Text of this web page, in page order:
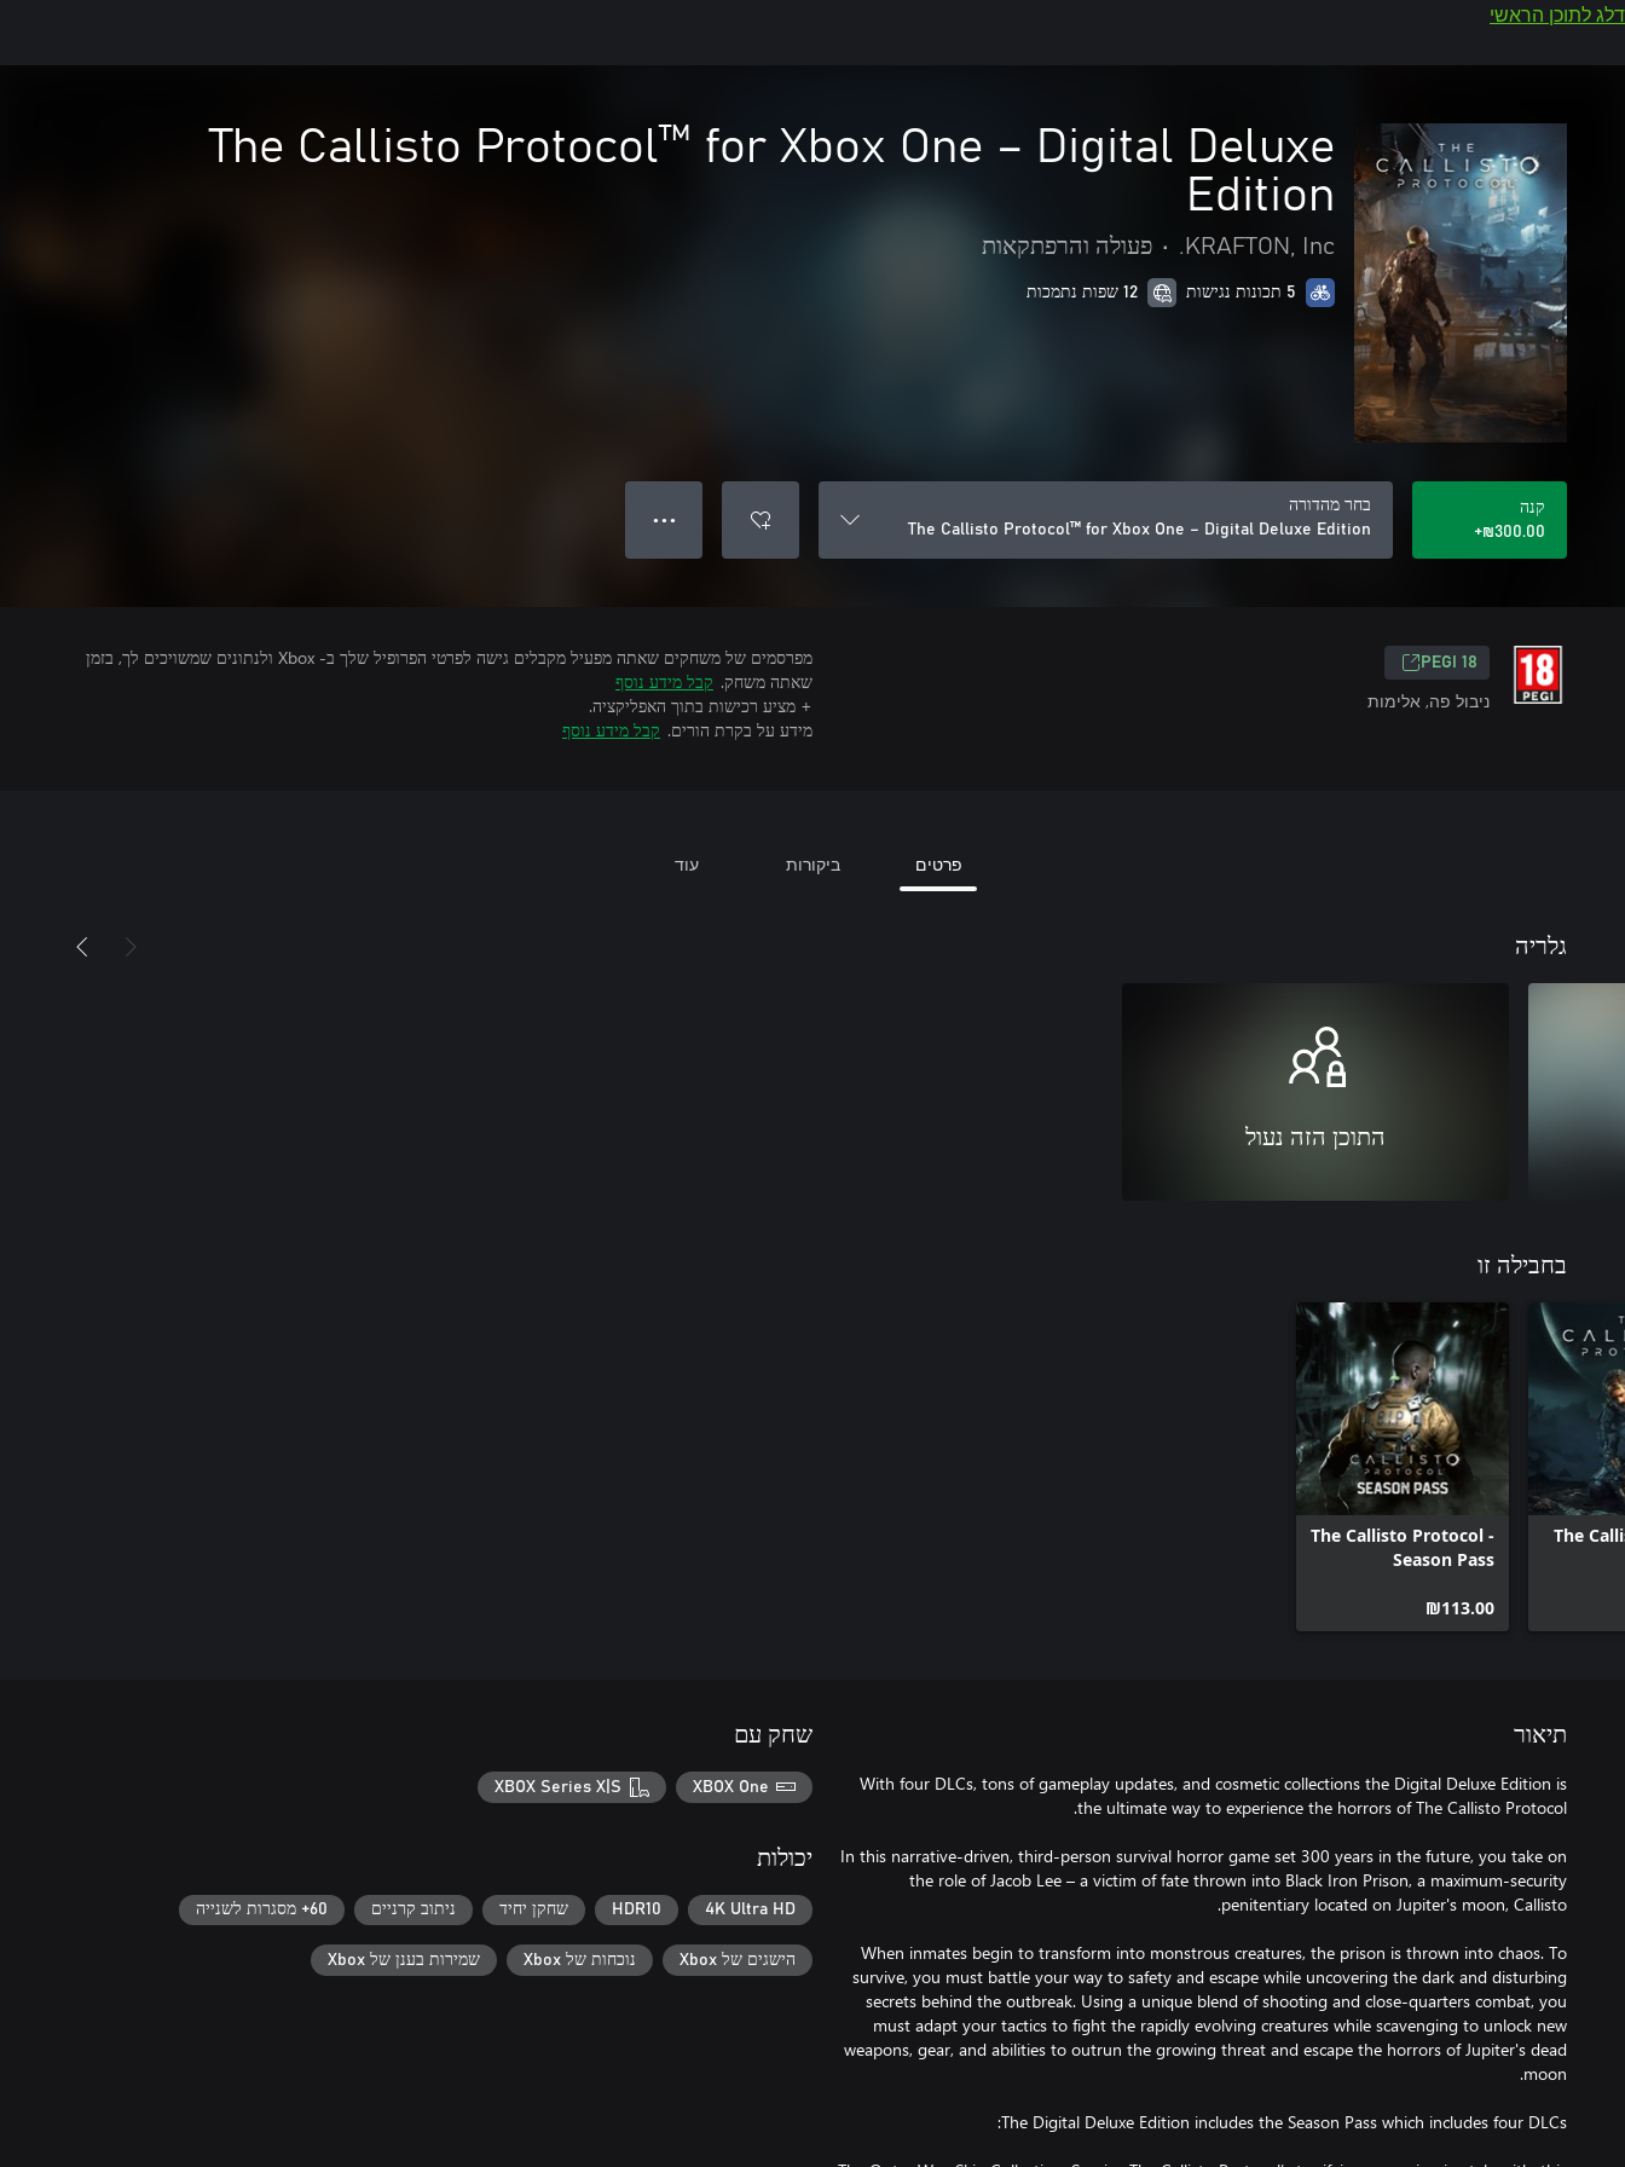
דלג לתוכן הראשי
The Callisto Protocol™ for Xbox One – Digital Deluxe
Edition
KRAFTON, Inc.
• פעולה והרפתקאות
5 תכונות נגישות 12 שפות נתמכות
קנה
‪₪‎300.00‬+
בחר מהדורה
The Callisto Protocol™ for Xbox One – Digital Deluxe Edition
● ● ●
PEGI 18
ניבול פה, אלימות
מפרסמים של משחקים שאתה מפעיל מקבלים גישה לפרטי הפרופיל שלך ב- Xbox ולנתונים שמשויכים לך, בזמן
שאתה משחק. קבל מידע נוסף
+ מציע רכישות בתוך האפליקציה.
מידע על בקרת הורים. קבל מידע נוסף
פרטים ביקורות עוד
גלריה
התוכן הזה נעול
בחבילה זו
The
The Callisto Protocol -
Season Pass
‪₪‎113.00‬
תיאור
With four DLCs, tons of gameplay updates, and cosmetic collections the Digital Deluxe Edition is
In this narrative-driven, third-person survival horror game set 300 years in the future, you take on
the role of Jacob Lee – a victim of fate thrown into Black Iron Prison, a maximum-security
When inmates begin to transform into monstrous creatures, the prison is thrown into chaos. To
survive, you must battle your way to safety and escape while uncovering the dark and disturbing
secrets behind the outbreak. Using a unique blend of shooting and close-quarters combat, you
must adapt your tactics to fight the rapidly evolving creatures while scavenging to unlock new
weapons, gear, and abilities to outrun the growing threat and escape the horrors of Jupiter's dead
שחק עם
XBOX One
XBOX Series X|S
יכולות
4K Ultra HD
HDR10 שחקן יחיד ניתוב קרניים 60+ מסגרות לשנייה
הישגים של Xbox נוכחות של Xbox שמירות בענן של Xbox